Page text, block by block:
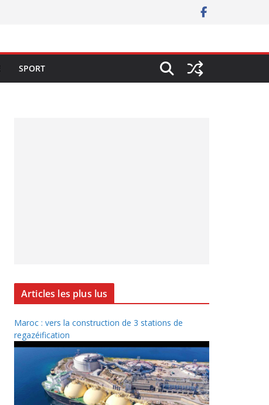
SPORT
Articles les plus lus
Maroc : vers la construction de 3 stations de
regazéification